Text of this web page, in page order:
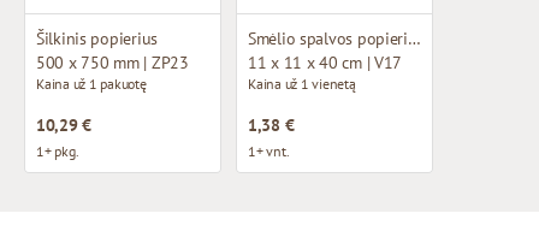
Šilkinis popierius
500 x 750 mm | ZP23
Kaina už 1 pakuotę
10,29 €
1+ pkg.
Smėlio spalvos popieriniai maišeliai su medžiaginėmis rankenomis
11 x 11 x 40 cm | V17
Kaina už 1 vienetą
1,38 €
1+ vnt.